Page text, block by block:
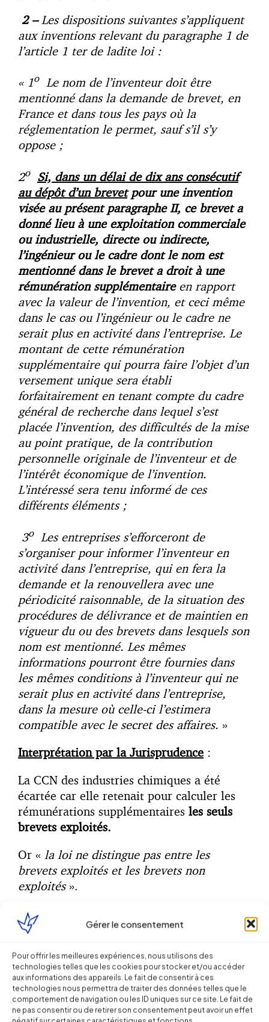
Gérer le consentement
Pour offrir les meilleures expériences, nous utilisons des
technologies telles que les cookies pour stocker et/ou accéder
aux informations des appareils. Le fait de consentir à ces
technologies nous permettra de traiter des données telles que le
comportement de navigation ou les ID uniques sur ce site. Le fait de
ne pas consentir ou de retirer son consentement peut avoir un effet
2 – Les dispositions suivantes s’appliquent
aux inventions relevant du paragraphe 1 de
l’article 1 ter de ladite loi :
« 1oLe nom de l’inventeur doit être
mentionné dans la demande de brevet, en
France et dans tous les pays où la
réglementation le permet, sauf s’il s’y
oppose ;
2o
Si, dans un délai de dix ans consécutif
au dépôt d’un brevetpour une invention
visée au présent paragraphe II, ce brevet a
donné lieu à une exploitation commerciale
ou industrielle, directe ou indirecte,
l’ingénieur ou le cadre dont le nom est
mentionné dans le brevet a droit à une
rémunération supplémentaireen rapport
avec la valeur de l’invention, et ceci même
dans le cas ou l’ingénieur ou le cadre ne
serait plus en activité dans l’entreprise. Le
montant de cette rémunération
supplémentaire qui pourra faire l’objet d’un
versement unique sera établi
forfaitairement en tenant compte du cadre
général de recherche dans lequel s’est
placée l’invention, des difficultés de la mise
au point pratique, de la contribution
personnelle originale de l’inventeur et de
l’intérêt économique de l’invention.
L’intéressé sera tenu informé de ces
différents éléments ;
3oLes entreprises s’efforceront de
s’organiser pour informer l’inventeur en
activité dans l’entreprise, qui en fera la
demande et la renouvellera avec une
périodicité raisonnable, de la situation des
procédures de délivrance et de maintien en
vigueur du ou des brevets dans lesquels son
nom est mentionné. Les mêmes
informations pourront être fournies dans
les mêmes conditions à l’inventeur qui ne
serait plus en activité dans l’entreprise,
dans la mesure où celle-ci l’estimera
compatible avec le secret des affaires. »
Interprétation par la Jurisprudence :
La CCN des industries chimiques a été
écartée car elle retenait pour calculer les
rémunérations supplémentaires les seuls
brevets exploités.
Or « la loi ne distingue pas entre les
brevets exploités et les brevets non
exploités».
«Les dispositions de l’article 17 de
l’avenant ‘’ingénieurs et cadres’’ de la
industries chimiques, qui subordonnent le
droit à la rémunération de l’inventeur
salarié à l’exploitation commerciale ou
industrielle, directe ou indirecte de